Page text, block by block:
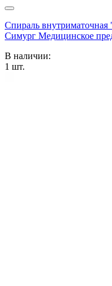
Спираль
Симург Медицинское
В наличии:
1 шт.